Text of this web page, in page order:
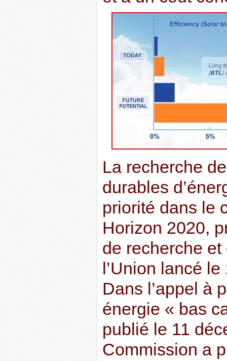
La recherche
durables
priorité dans le
Horizon 2020,
de recherche et
l’Union lancé
Dans l’appel à
énergie « bas
publié le 11
Commission a